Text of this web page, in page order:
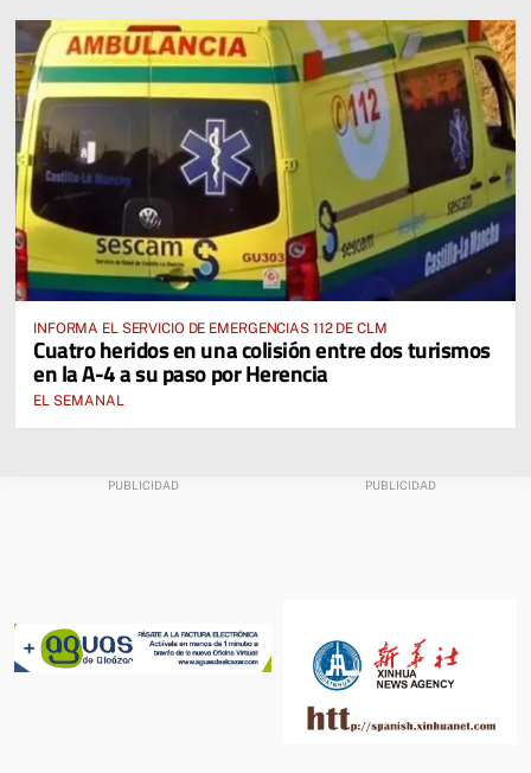
INFORMA EL SERVICIO DE EMERGENCIAS 112 DE CLM
Cuatro heridos en una colisión entre dos turismos
en la A-4 a su paso por Herencia
EL SEMANAL